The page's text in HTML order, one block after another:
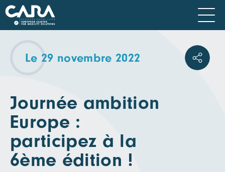
Le 29 novembre 2022
Journée ambition
Europe :
participez à la
6ème édition !